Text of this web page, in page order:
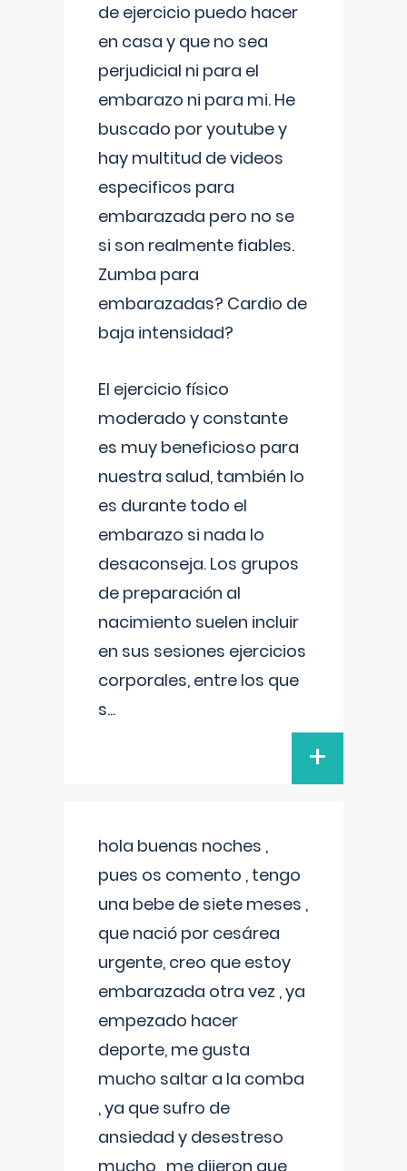
de ejercicio puedo hacer
en casa y que no sea
perjudicial ni para el
embarazo ni para mi. He
buscado por youtube y
hay multitud de videos
especificos para
embarazada pero no se
si son realmente fiables.
Zumba para
embarazadas? Cardio de
baja intensidad?
El ejercicio físico
moderado y constante
es muy beneficioso para
nuestra salud, también lo
es durante todo el
embarazo si nada lo
desaconseja. Los grupos
de preparación al
nacimiento suelen incluir
en sus sesiones ejercicios
corporales, entre los que
s...
+
hola buenas noches ,
pues os comento , tengo
una bebe de siete meses ,
que nació por cesárea
urgente, creo que estoy
embarazada otra vez , ya
empezado hacer
deporte, me gusta
mucho saltar a la comba
, ya que sufro de
ansiedad y desestreso
mucho , me dijeron que